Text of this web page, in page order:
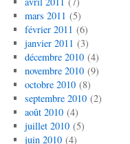
mars 2011 (5)
février 2011 (6)
janvier 2011 (3)
décembre 2010(4)
novembre 2010(9)
octobre 2010(8)
septembre 2010(2)
août 2010(4)
juillet 2010(5)
juin 2010(4)